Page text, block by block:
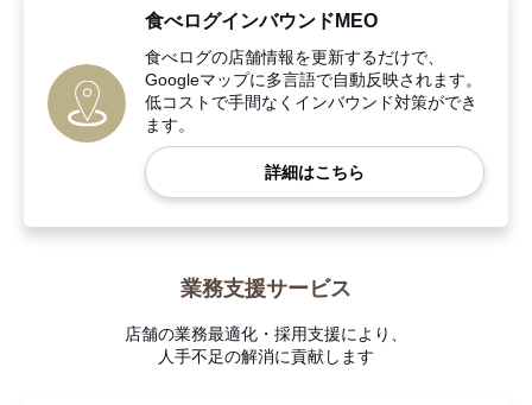
食べログインバウンドMEO
食べログの店舗情報を更新するだけで、
Googleマップに多言語で自動反映されます。
低コストで手間なくインバウンド対策ができ
ます。
詳細はこちら
業務支援サービス
店舗の業務最適化・採用支援により、
人手不足の解消に貢献します